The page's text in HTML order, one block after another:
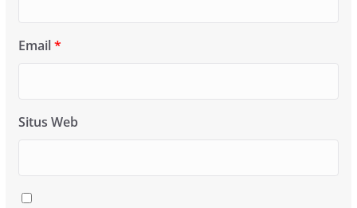
Email*
Situs Web